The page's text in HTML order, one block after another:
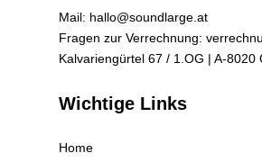
Mail: hallo@soundlarge.at
Fragen zur Verrechnung:
Kalvariengürtel 67 / 1.OG | A-8020
Wichtige Links
Home